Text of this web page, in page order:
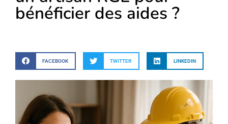
bénéficier des aides ?
FACEBOOK TWITTER LINKEDIN